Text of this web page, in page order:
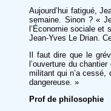
Aujourd’hui fatigué,
semaine. Sinon ? «
l’Économie sociale et
Jean-Yves Le Drian.
Il faut dire que le
l’ouverture du
militant qui n’a cessé,
dangereuse. »
Prof de philosophie